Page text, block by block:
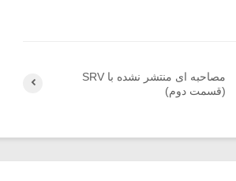
مصاحبه ای منتشر نشده با SRV
(قسمت دوم)